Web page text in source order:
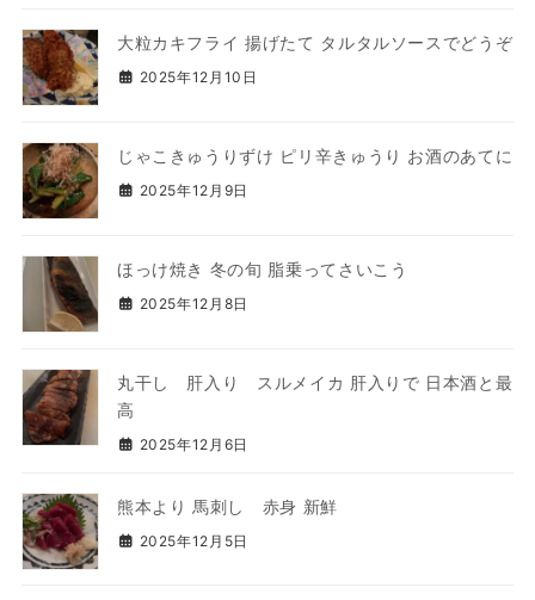
大粒カキフライ 揚げたて タルタルソースでどうぞ
2025年12月10日
じゃこきゅうりずけ ピリ辛きゅうり お酒のあてに
2025年12月9日
ほっけ焼き 冬の旬 脂乗ってさいこう
2025年12月8日
丸干し 肝入り スルメイカ 肝入りで 日本酒と最
高
2025年12月6日
熊本より 馬刺し 赤身 新鮮
2025年12月5日